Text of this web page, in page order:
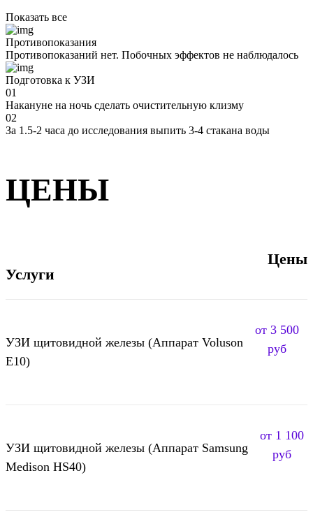
Показать все
Противопоказания
Противопоказаний нет. Побочных эффектов не наблюдалось
Подготовка к УЗИ
01
Накануне на ночь сделать очистительную клизму
02
За 1.5-2 часа до исследования выпить 3-4 стакана воды
ЦЕНЫ
Услуги
Цены
УЗИ щитовидной железы (Аппарат Voluson
E10)
от 3 500
руб
УЗИ щитовидной железы (Аппарат Samsung
Medison HS40)
от 1 100
руб